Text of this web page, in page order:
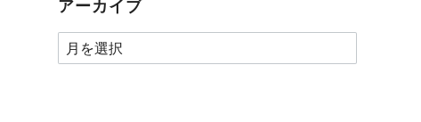
アーカイブ